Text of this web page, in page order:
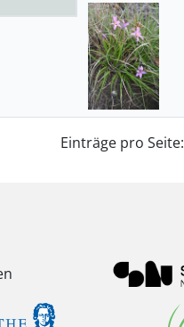
Einträge pro Seite: